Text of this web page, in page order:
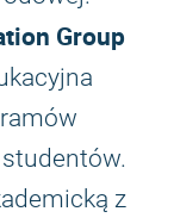
Group
z